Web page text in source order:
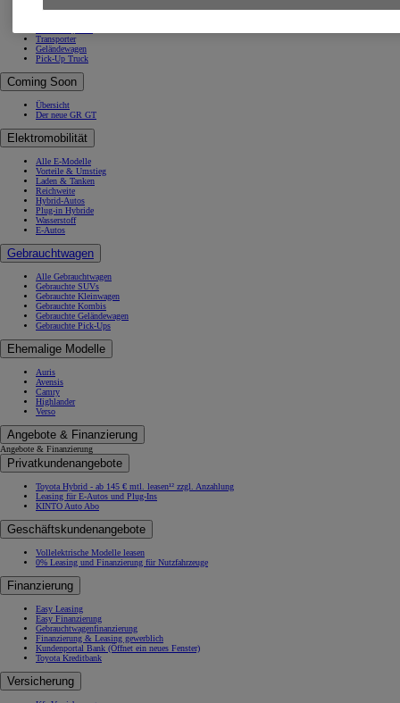
Kleinwagen
Transporter
Geländewagen
Pick-Up Truck
Coming Soon
Übersicht
Der neue GR GT
Elektromobilität
Alle E-Modelle
Vorteile & Umstieg
Laden & Tanken
Reichweite
Hybrid-Autos
Plug-in Hybride
Wasserstoff
E-Autos
Gebrauchtwagen
Alle Gebrauchtwagen
Gebrauchte SUVs
Gebrauchte Kleinwagen
Gebrauchte Kombis
Gebrauchte Geländewagen
Gebrauchte Pick-Ups
Ehemalige Modelle
Auris
Avensis
Camry
Highlander
Verso
Angebote & Finanzierung
Angebote & Finanzierung
Privatkundenangebote
Toyota Hybrid - ab 145 € mtl. leasen¹² zzgl. Anzahlung
Leasing für E-Autos und Plug-Ins
KINTO Auto Abo
Geschäftskundenangebote
Vollelektrische Modelle leasen
0% Leasing und Finanzierung für Nutzfahrzeuge
Finanzierung
Easy Leasing
Easy Finanzierung
Gebrauchtwagenfinanzierung
Finanzierung & Leasing gewerblich
Kundenportal Bank (Öffnet ein neues Fenster)
Toyota Kreditbank
Versicherung